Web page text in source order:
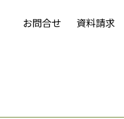
お問合せ 資料請求